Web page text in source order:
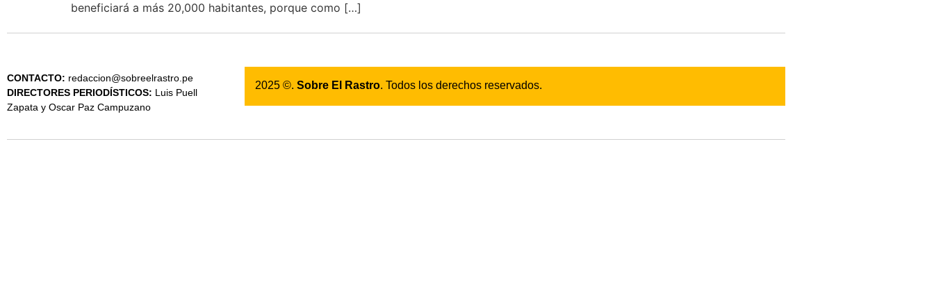
beneficiará a más 20,000 habitantes, porque como […]
CONTACTO: redaccion@sobreelrastro.pe
DIRECTORES PERIODÍSTICOS: Luis Puell
Zapata y Oscar Paz Campuzano
2025 ©. Sobre El Rastro. Todos los derechos reservados.